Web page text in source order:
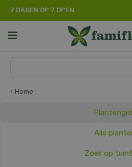
Home
7 DAGEN OP 7 OPEN
Alle
Zoek op